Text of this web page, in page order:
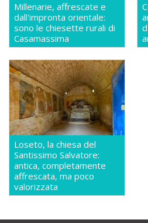
Millenarie, affrescate e
dall'impronta orientale:
sono le chiesette rurali di
Casamassima
Loseto, la chiesa del
Santissimo Salvatore:
antica, completamente
affrescata, ma poco
valorizzata